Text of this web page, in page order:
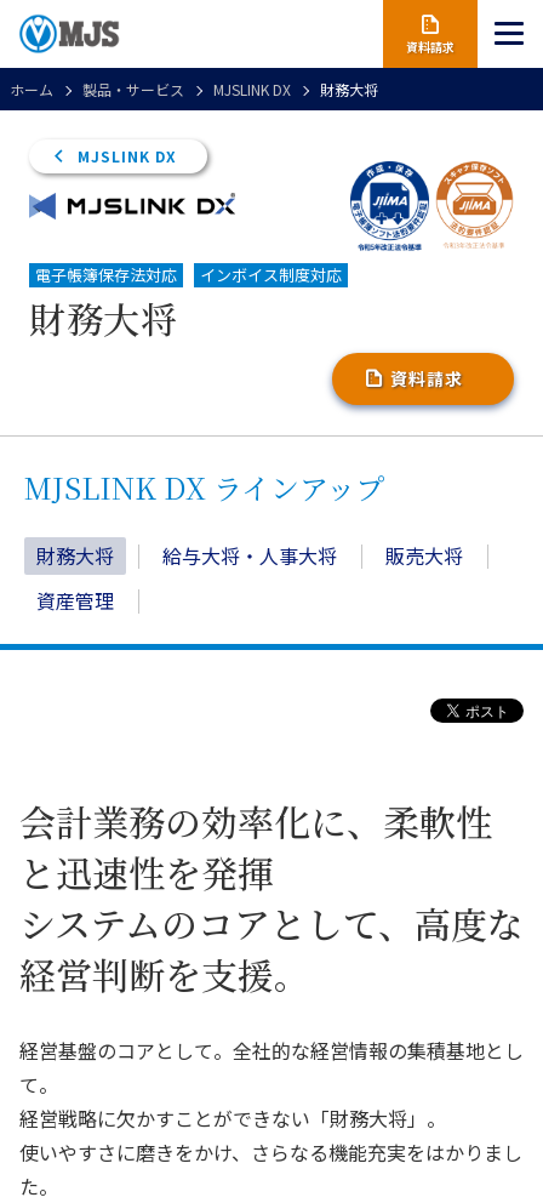
資料請求
ホーム 製品・サービス MJSLINK DX 財務大将
MJSLINK DX
電子帳簿保存法対応 インボイス制度対応
財務大将
資料請求
MJSLINK DX ラインアップ
財務大将 給与大将・人事大将
販売大将
資産管理
会計業務の効率化に、柔軟性
と迅速性を発揮
システムのコアとして、高度な
経営判断を支援。
経営基盤のコアとして。全社的な経営情報の集積基地とし
て。
経営戦略に欠かすことができない「財務大将」。
使いやすさに磨きをかけ、さらなる機能充実をはかりまし
た。